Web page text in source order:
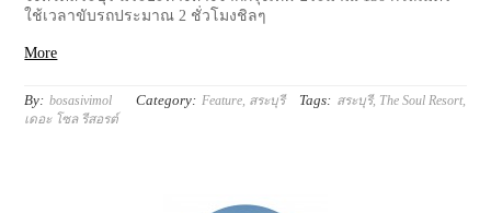
ใช้เวลาขับรถประมาณ 2 ชั่วโมงชิลๆ
More
By: bosasivimol Category: Feature, สระบุรี Tags: สระบุรี, The Soul Resort,
เดอะ โซล รีสอรต์